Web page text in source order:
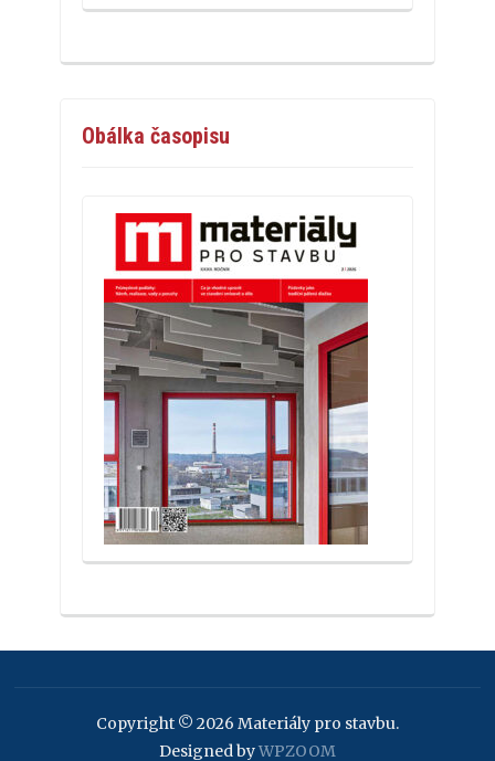
Obálka časopisu
Copyright © 2026 Materiály pro stavbu.
Designed byWPZOOM